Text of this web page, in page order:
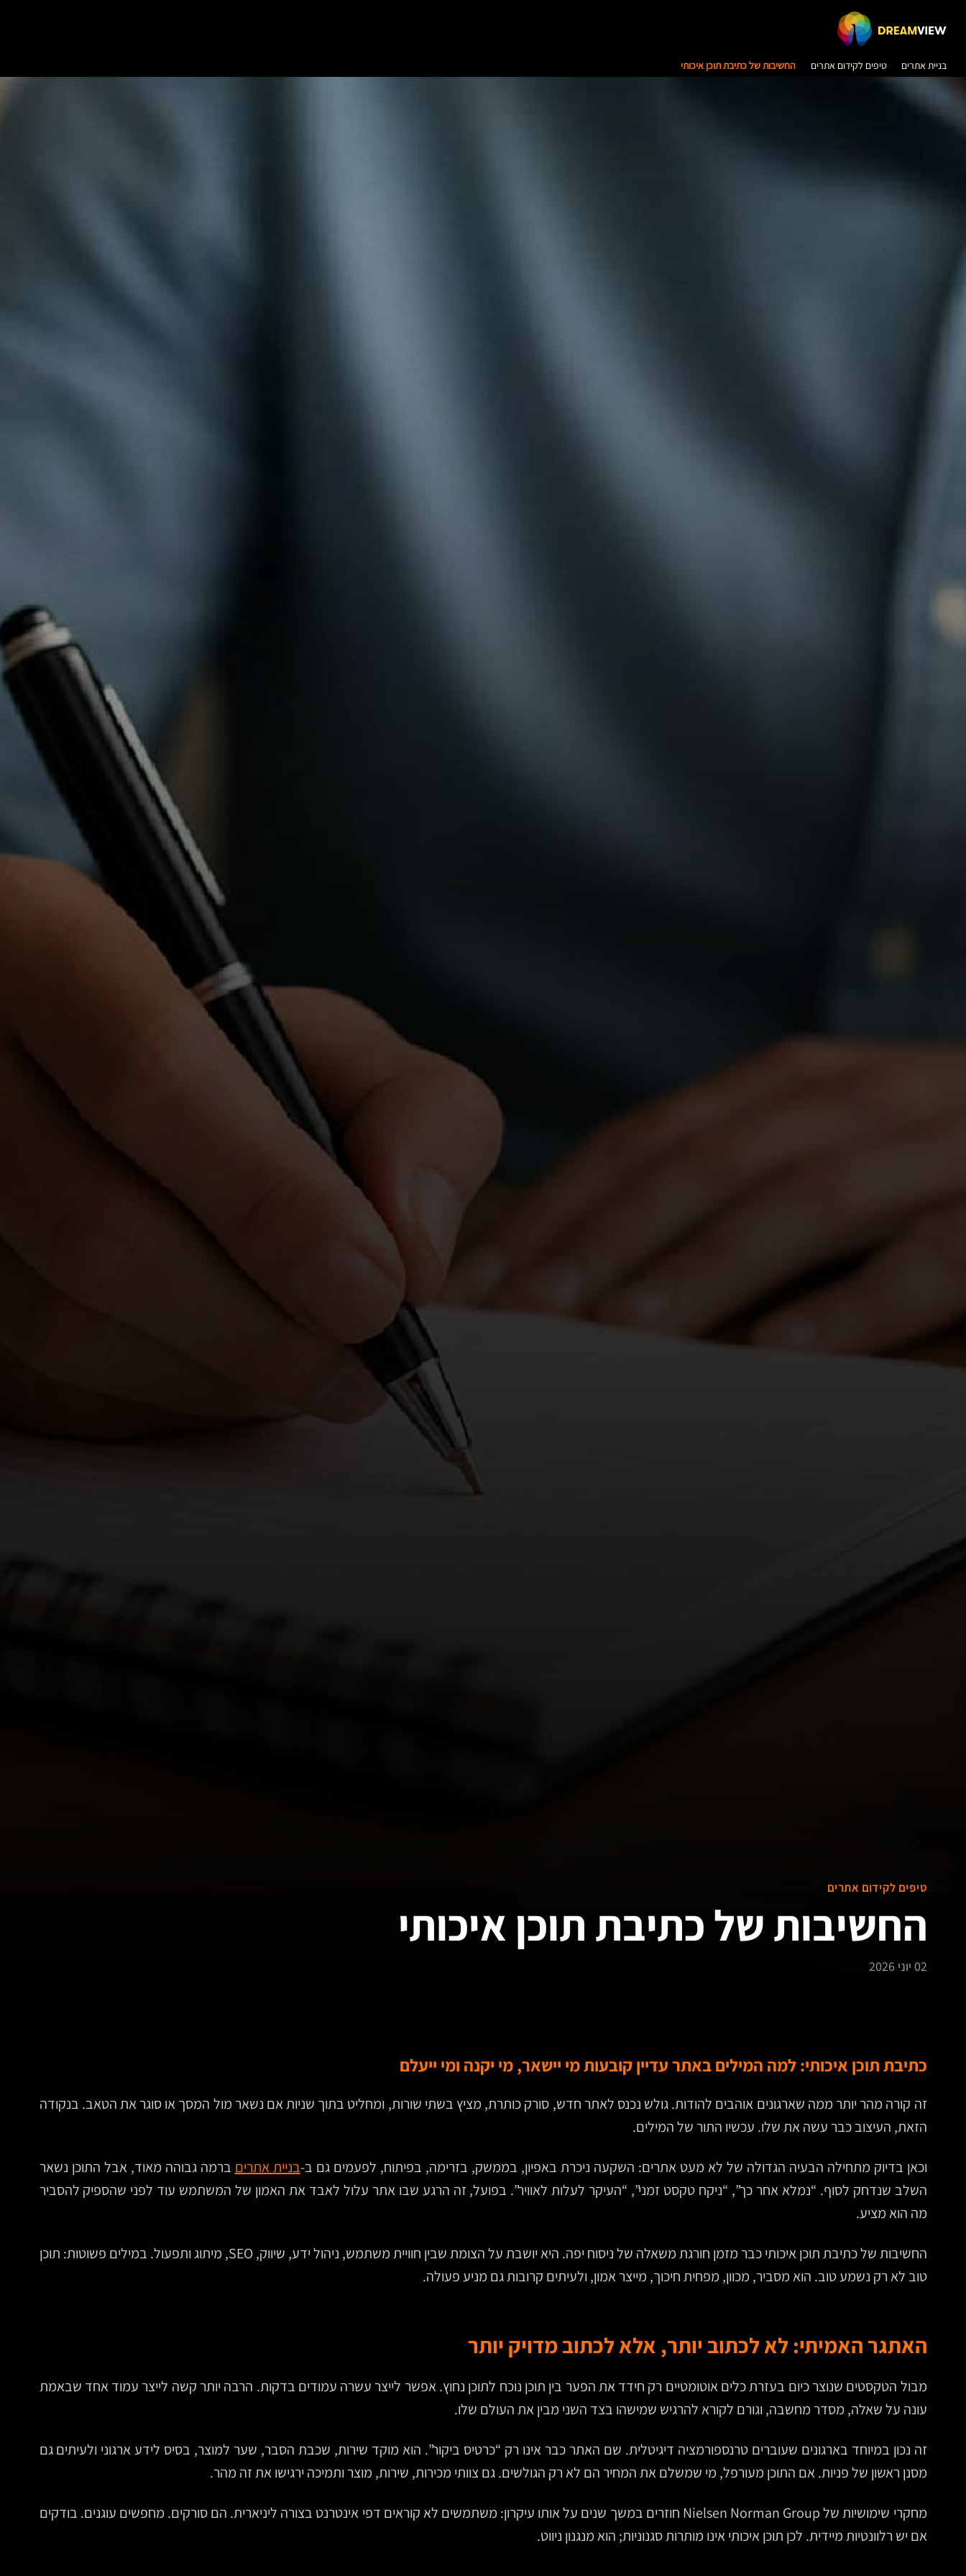
בניית אתרים טיפים לקידום אתרים החשיבות של כתיבת תוכן איכותי
טיפים לקידום אתרים
החשיבות של כתיבת תוכן איכותי
02 יוני 2026
כתיבת תוכן איכותי: למה המילים באתר עדיין קובעות מי יישאר, מי יקנה ומי ייעלם
זה קורה מהר יותר ממה שארגונים אוהבים להודות. גולש נכנס לאתר חדש, סורק כותרת, מציץ בשתי שורות, ומחליט בתוך שניות אם נשאר מול המסך או סוגר את הטאב. בנקודה
הזאת, העיצוב כבר עשה את שלו. עכשיו התור של המילים.
וכאן בדיוק מתחילה הבעיה הגדולה של לא מעט אתרים: השקעה ניכרת באפיון, בממשק, בזרימה, בפיתוח, לפעמים גם ב-בניית אתרים ברמה גבוהה מאוד, אבל התוכן נשאר
השלב שנדחק לסוף. “נמלא אחר כך”, “ניקח טקסט זמני”, “העיקר לעלות לאוויר”. בפועל, זה הרגע שבו אתר עלול לאבד את האמון של המשתמש עוד לפני שהספיק להסביר
מה הוא מציע.
החשיבות של כתיבת תוכן איכותי כבר מזמן חורגת משאלה של ניסוח יפה. היא יושבת על הצומת שבין חוויית משתמש, ניהול ידע, שיווק, SEO, מיתוג ותפעול. במילים פשוטות: תוכן
טוב לא רק נשמע טוב. הוא מסביר, מכוון, מפחית חיכוך, מייצר אמון, ולעיתים קרובות גם מניע פעולה.
האתגר האמיתי: לא לכתוב יותר, אלא לכתוב מדויק יותר
מבול הטקסטים שנוצר כיום בעזרת כלים אוטומטיים רק חידד את הפער בין תוכן נוכח לתוכן נחוץ. אפשר לייצר עשרה עמודים בדקות. הרבה יותר קשה לייצר עמוד אחד שבאמת
עונה על שאלה, מסדר מחשבה, וגורם לקורא להרגיש שמישהו בצד השני מבין את העולם שלו.
זה נכון במיוחד בארגונים שעוברים טרנספורמציה דיגיטלית. שם האתר כבר אינו רק “כרטיס ביקור”. הוא מוקד שירות, שכבת הסבר, שער למוצר, בסיס לידע ארגוני ולעיתים גם
מסנן ראשון של פניות. אם התוכן מעורפל, מי שמשלם את המחיר הם לא רק הגולשים. גם צוותי מכירות, שירות, מוצר ותמיכה ירגישו את זה מהר.
מחקרי שימושיות של Nielsen Norman Group חוזרים במשך שנים על אותו עיקרון: משתמשים לא קוראים דפי אינטרנט בצורה ליניארית. הם סורקים. מחפשים עוגנים. בודקים
אם יש רלוונטיות מיידית. לכן תוכן איכותי אינו מותרות סגנוניות; הוא מנגנון ניווט.